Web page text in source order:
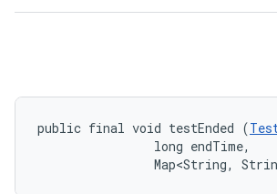
public final void testEnded (
                long endTime,
Map<String,